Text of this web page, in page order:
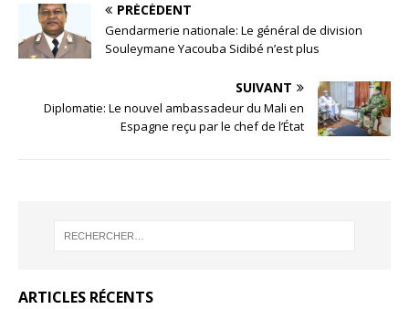
PRÉCÉDENT
Gendarmerie nationale: Le général de division
Souleymane Yacouba Sidibé n’est plus
SUIVANT
Diplomatie: Le nouvel ambassadeur du Mali en
Espagne reçu par le chef de l’État
ARTICLES RÉCENTS